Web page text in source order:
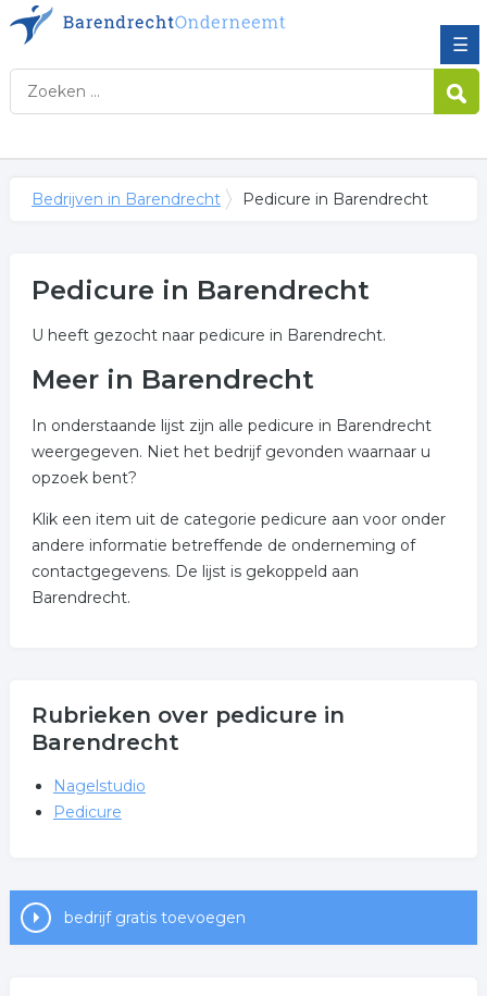
☰
Bedrijven in Barendrecht Pedicure in Barendrecht
Pedicure in Barendrecht
U heeft gezocht naar pedicure in Barendrecht.
Meer in Barendrecht
In onderstaande lijst zijn alle pedicure in Barendrecht
weergegeven. Niet het bedrijf gevonden waarnaar u
opzoek bent?
Klik een item uit de categorie pedicure aan voor onder
andere informatie betreffende de onderneming of
contactgegevens. De lijst is gekoppeld aan
Barendrecht.
Rubrieken over pedicure in
Barendrecht
Nagelstudio
Pedicure
bedrijf gratis toevoegen